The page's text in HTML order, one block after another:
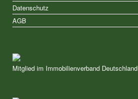
Datenschutz
AGB
Mitglied im Immobilienverband Deutschland